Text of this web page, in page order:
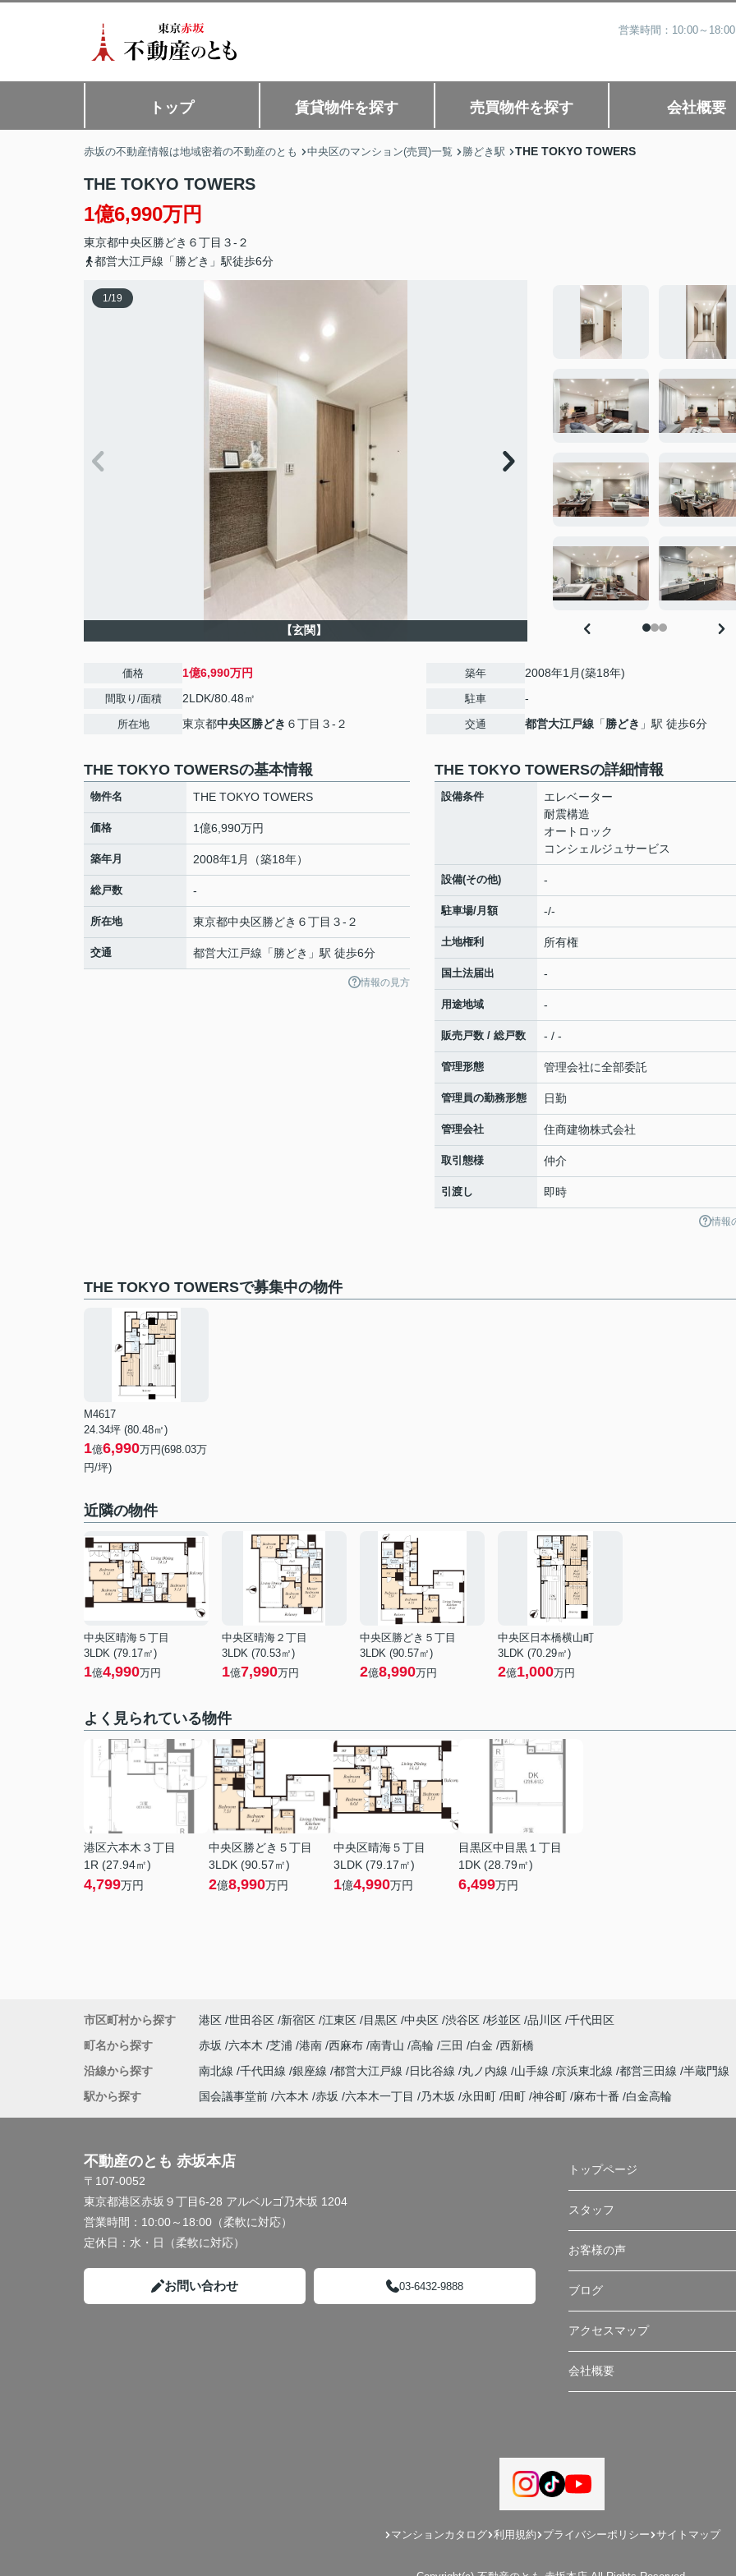
営業時間：10:00～
トップ 賃貸物件を探す 売買物件を探す 会社概要
赤坂の不動産情報は地域密着の不動産のとも 中央区のマンション(売買)一覧 勝どき駅 THE TOKYO TOWERS
THE TOKYO TOWERS
1億6,990万円
東京都中央区勝どき ６丁目３-２
都営大江戸線「勝どき」駅徒歩6分
1/19
【玄関】
価格 1億6,990万円
間取り/面積 2LDK/80.48㎡
所在地 東京都中央区勝どき ６丁目３-２
築年 2008年1月(築18年)
駐車 -
交通 都営大江戸線 「勝どき 」駅 徒歩6分
THE TOKYO TOWERSの基本情報
物件名 THE TOKYO TOWERS
価格 1億6,990万円
築年月 2008年1月（築18年）
総戸数 -
所在地 東京都中央区勝どき ６丁目３-２
交通 都営大江戸線 「 勝どき 」駅 徒歩6分
情報の見方
THE TOKYO TOWERSの詳細情報
設備条件
エレベーター
耐震構造
オートロック
コンシェルジュサービス
設備(その他) -
駐車場/月額 -/-
土地権利 所有権
国土法届出 -
用途地域 -
販売戸数 / 総戸数 - / -
管理形態 管理会社に全部委託
管理員の勤務形態 日勤
管理会社 住商建物株式会社
取引態様 仲介
引渡し 即時
情報
THE TOKYO TOWERSで募集中の物件
M4617
24.34坪 (80.48㎡)
1億6,990万円(698.03万
円/坪)
近隣の物件
中央区晴海５丁目
3LDK (79.17㎡)
1億4,990万円
中央区晴海２丁目
3LDK (70.53㎡)
1億7,990万円
中央区勝どき５丁目
3LDK (90.57㎡)
2億8,990万円
中央区日本橋横山町
3LDK (70.29㎡)
2億1,000万円
よく見られている物件
港区六本木３丁目
1R (27.94㎡)
4,799万円
中央区勝どき５丁目
3LDK (90.57㎡)
2億8,990万円
中央区晴海５丁目
3LDK (79.17㎡)
1億4,990万円
目黒区中目黒１丁目
1DK (28.79㎡)
6,499万円
市区町村から探す 港区 世田谷区 新宿区 江東区 目黒区 中央区 渋谷区 杉並区 品川区 千代田区
町名から探す
赤坂 六本木 芝浦 港南 西麻布 南青山 高輪 三田 白金 西新橋
沿線から探す
南北線 千代田線 銀座線 都営大江戸線 日比谷線 丸ノ内線 山手線 京浜東北線 都営三田線 半蔵門線
駅から探す
国会議事堂前 六本木 赤坂 六本木一丁目 乃木坂 永田町 田町 神谷町 麻布十番 白金高輪
不動産のとも 赤坂本店
〒107-0052
東京都港区赤坂９丁目6-28 アルベルゴ乃木坂 1204
営業時間： 10:00～18:00（柔軟に対応）
定休日： 水・日（柔軟に対応）
お問い合わせ 03-6432-9888
トップページ
スタッフ
お客様の声
ブログ
アクセスマップ
会社概要
マンションカタログ 利用規約 プライバシーポリシー サイトマップ